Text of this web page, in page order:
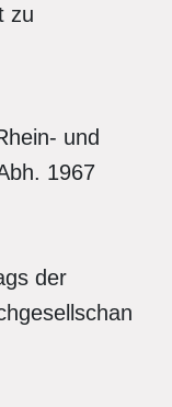
zu
und
1967
der